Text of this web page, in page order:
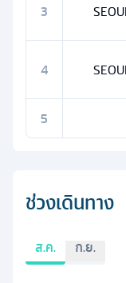
3
4
5
ช่วงเดินทาง
ส.ค. ก.ย.